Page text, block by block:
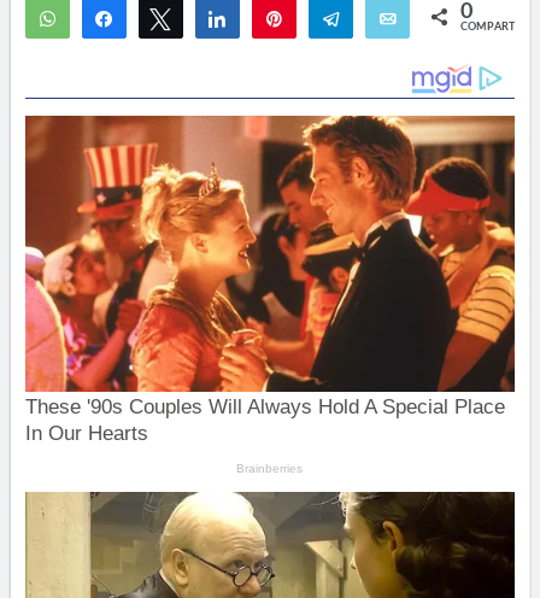
WhatsAppCompartirTwittear Compartir Telegram Email 0
COMPARTIR